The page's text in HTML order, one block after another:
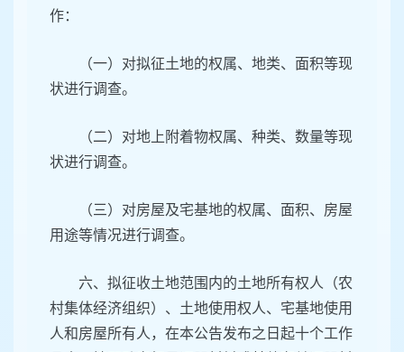
作：
（一）对拟征土地的权属、地类、面积等现
状进行调查。
（二）对地上附着物权属、种类、数量等现
状进行调查。
（三）对房屋及宅基地的权属、面积、房屋
用途等情况进行调查。
六、拟征收土地范围内的土地所有权人（农
村集体经济组织）、土地使用权人、宅基地使用
人和房屋所有人，在本公告发布之日起十个工作